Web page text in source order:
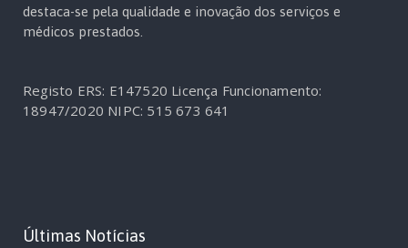
destaca-se pela qualidade e inovação dos serviços e
médicos prestados.
Registo ERS: E147520 Licença Funcionamento:
18947/2020 NIPC: 515 673 641
Últimas Notícias